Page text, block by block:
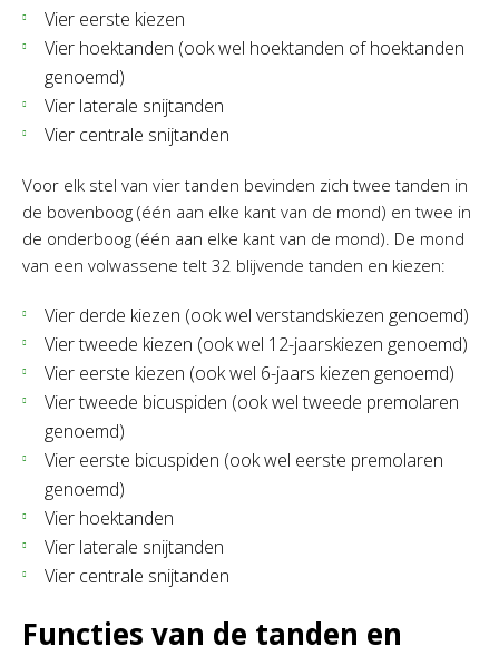
Vier eerste kiezen
Vier hoektanden (ook wel hoektanden of hoektanden
genoemd)
Vier laterale snijtanden
Vier centrale snijtanden
Voor elk stel van vier tanden bevinden zich twee tanden in
de bovenboog (één aan elke kant van de mond) en twee in
de onderboog (één aan elke kant van de mond). De mond
van een volwassene telt 32 blijvende tanden en kiezen:
Vier derde kiezen (ook wel verstandskiezen genoemd)
Vier tweede kiezen (ook wel 12-jaarskiezen genoemd)
Vier eerste kiezen (ook wel 6-jaars kiezen genoemd)
Vier tweede bicuspiden (ook wel tweede premolaren
genoemd)
Vier eerste bicuspiden (ook wel eerste premolaren
genoemd)
Vier hoektanden
Vier laterale snijtanden
Vier centrale snijtanden
Functies van de tanden en